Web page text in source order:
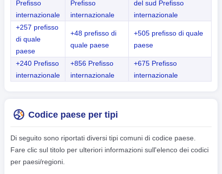
Prefisso
internazionale
Prefisso
internazionale
del sud Prefisso
internazionale
+257 prefisso
di quale
paese
+48 prefisso di
quale paese
+505 prefisso di quale
paese
+240 Prefisso
internazionale
+856 Prefisso
internazionale
+675 Prefisso
internazionale
Codice paese per tipi
Di seguito sono riportati diversi tipi comuni di codice paese.
Fare clic sul titolo per ulteriori informazioni sull'elenco dei codici
per paesi/regioni.